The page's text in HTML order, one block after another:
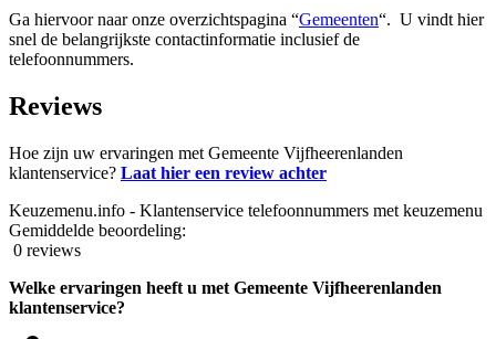
Ga hiervoor naar onze overzichtspagina “Gemeenten“. U vindt hier
snel de belangrijkste contactinformatie inclusief de
telefoonnummers.
Reviews
Hoe zijn uw ervaringen met Gemeente Vijfheerenlanden
klantenservice? Laat hier een review achter
Keuzemenu.info - Klantenservice telefoonnummers met keuzemenu
Gemiddelde beoordeling:
0 reviews
Welke ervaringen heeft u met Gemeente Vijfheerenlanden
klantenservice?